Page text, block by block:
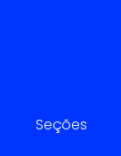
Seções